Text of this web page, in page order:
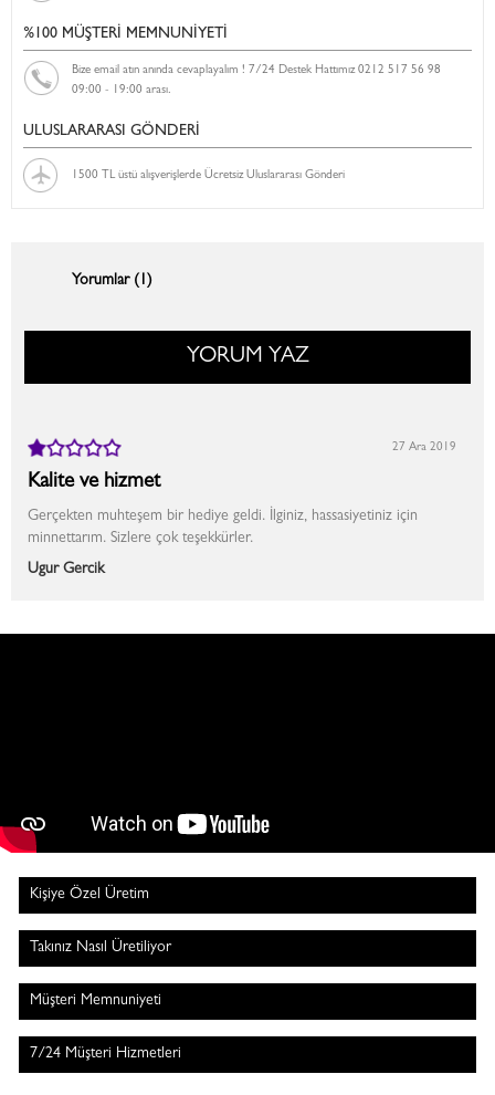
%100 MÜŞTERİ MEMNUNİYETİ
Bize email atın anında cevaplayalım ! 7/24 Destek Hattımız 0212 517 56 98
09:00 - 19:00 arası.
ULUSLARARASI GÖNDERİ
1500 TL üstü alışverişlerde Ücretsiz Uluslararası Gönderi
Yorumlar (1)
YORUM YAZ
Kalite ve hizmet
Gerçekten muhteşem bir hediye geldi. İlginiz, hassasiyetiniz için
minnettarım. Sizlere çok teşekkürler.
Ugur Gercik
27 Ara 2019
Kişiye Özel Üretim
Takınız Nasıl Üretiliyor
Müşteri Memnuniyeti
7/24 Müşteri Hizmetleri